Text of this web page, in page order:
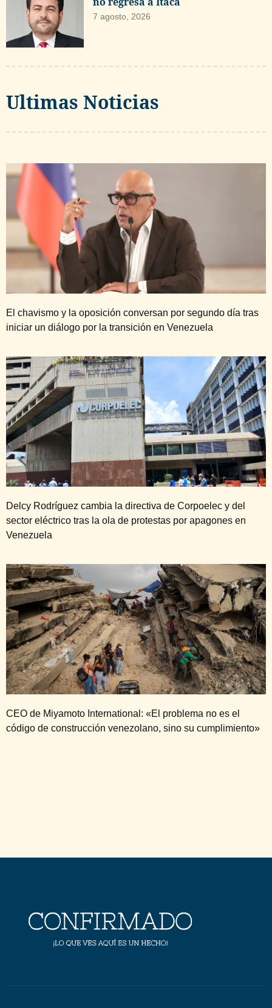
7 agosto, 2026
Ultimas Noticias
El chavismo y la oposición conversan por segundo día tras
iniciar un diálogo por la transición en Venezuela
Delcy Rodríguez cambia la directiva de Corpoelec y del
sector eléctrico tras la ola de protestas por apagones en
Venezuela
CEO de Miyamoto International: «El problema no es el
código de construcción venezolano, sino su cumplimiento»